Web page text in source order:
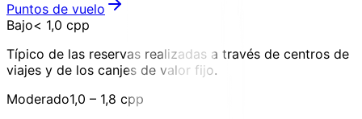
Puntos de vuelo
Bajo< 1,0 cpp
Típico de las reservas realizadas a través de centros de
viajes y de los canjes de valor fijo.
Moderado1,0 – 1,8 cpp